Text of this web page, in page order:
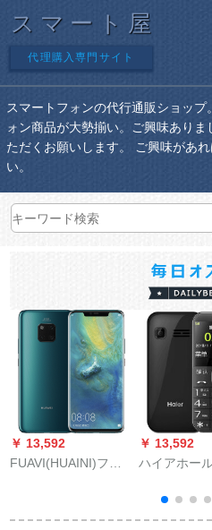
スマート屋
代理購入専門サイト
スマートフォンの代行通販ショッ
ォン商品が大勢揃い。ご興味あり
ただくお願いします。 ご興味があ
い。
￥ 13,592
FUAVI(HUAINI)フイ
冷緑5 GB+12 Gバイ
￥ 13,592
ハイアホー
超长待老人
ホーン